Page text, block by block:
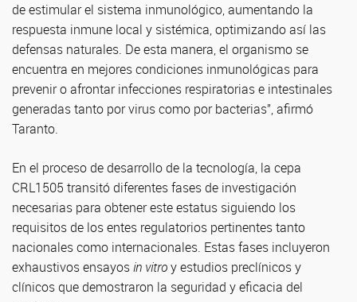
de estimular el sistema inmunológico, aumentando la
respuesta inmune local y sistémica, optimizando así las
defensas naturales. De esta manera, el organismo se
encuentra en mejores condiciones inmunológicas para
prevenir o afrontar infecciones respiratorias e intestinales
generadas tanto por virus como por bacterias”, afirmó
Taranto.
En el proceso de desarrollo de la tecnología, la cepa
CRL1505 transitó diferentes fases de investigación
necesarias para obtener este estatus siguiendo los
requisitos de los entes regulatorios pertinentes tanto
nacionales como internacionales. Estas fases incluyeron
exhaustivos ensayosin vitroy estudios preclínicos y
clínicos que demostraron la seguridad y eficacia del